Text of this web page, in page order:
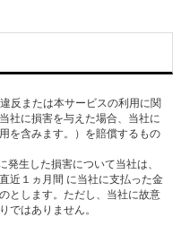
反または本サービスの利⽤に関
社に損害を与えた場合、当社に
を含みます。）を賠償するもの
⽣した損害について当社は、
近１ヵ⽉間 に当社に⽀払った⾦
とします。ただし、当社に故意
ではありません。